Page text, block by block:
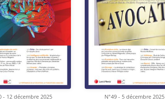
- 12 décembre 2025 N°49 - 5 décembre 2025